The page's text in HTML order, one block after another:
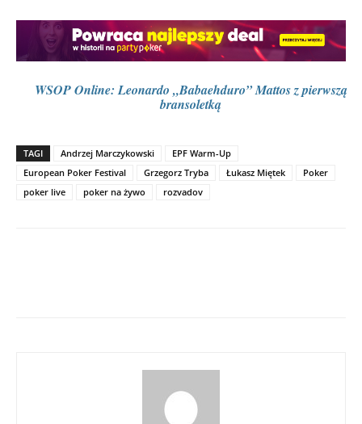
WSOP Online: Leonardo „Babaehduro” Mattos z pierwszą
bransoletką
TAGI Andrzej Marczykowski
EPF Warm-Up
European Poker Festival
Grzegorz Tryba Łukasz Miętek
Poker
poker live
poker na żywo rozvadov